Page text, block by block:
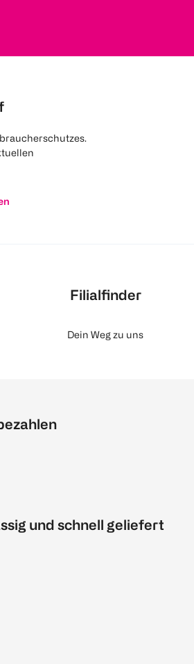
Filialfinder
Dein Weg zu uns
und schnell geliefert